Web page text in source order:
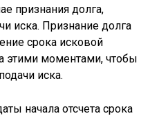
признания долга,
иска. Признание долга
срока исковой
этими моментами, чтобы
иска.
начала отсчета срока